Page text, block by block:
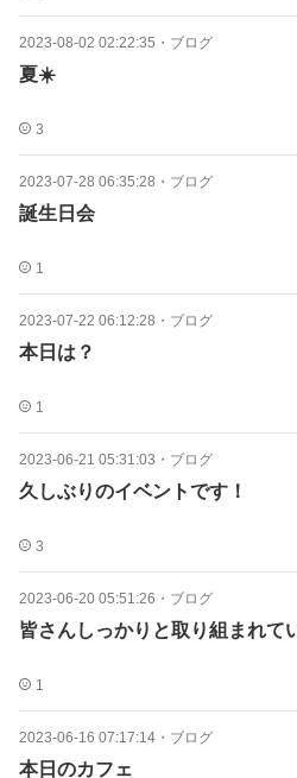
2023-08-02 02:22:35 ・ ブログ
夏☀️
3
2023-07-28 06:35:28 ・ ブログ
誕生日会
1
2023-07-22 06:12:28 ・ ブログ
本日は？
1
2023-06-21 05:31:03 ・ ブログ
久しぶりのイベントです！
3
2023-06-20 05:51:26 ・ ブログ
皆さんしっかりと取り組まれて
1
2023-06-16 07:17:14 ・ ブログ
本日のカフェ